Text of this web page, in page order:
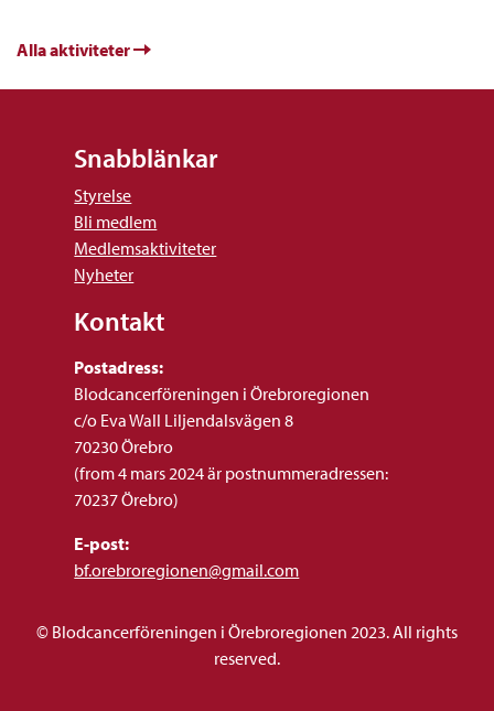
Alla aktiviteter
Snabblänkar
Styrelse
Bli medlem
Medlemsaktiviteter
Nyheter
Kontakt
Postadress:
Blodcancerföreningen i Örebroregionen
c/o Eva Wall Liljendalsvägen 8
70230 Örebro
(from 4 mars 2024 är postnummeradressen:
70237 Örebro)
E-post:
bf.orebroregionen@gmail.com
© Blodcancerföreningen i Örebroregionen 2023. All rights
reserved.